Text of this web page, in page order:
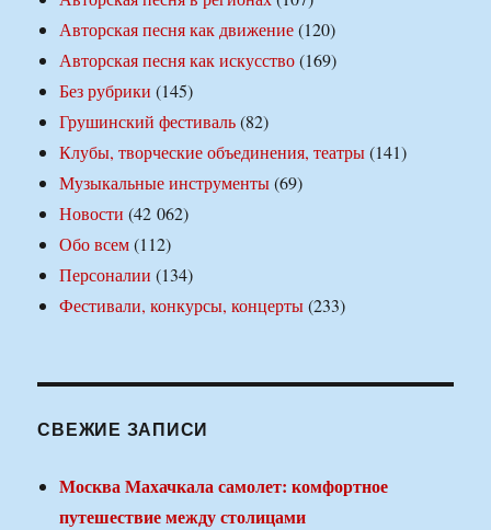
Авторская песня как движение(120)
Авторская песня как искусство(169)
Без рубрики (145)
Грушинский фестиваль(82)
Клубы, творческие объединения, театры(141)
Музыкальные инструменты(69)
Новости (42 062)
Обо всем(112)
Персоналии (134)
Фестивали, конкурсы, концерты(233)
СВЕЖИЕ ЗАПИСИ
Москва Махачкала самолет: комфортное
путешествие между столицами